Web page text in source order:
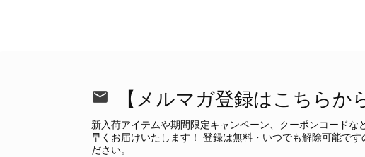
この度も当店をご利用いただき、そして心温ま
今回も商品を無事にお受け取りいただき、状態
て見つけたカラーとデザイン」とのお言葉や、
本当に嬉しく思っております。 さらに、前回ご
【メルマガ登録はこちらか
新入荷アイテムや期間限定キャンペーン、クーポンコードな
早くお届けいたします！ 登録は無料・いつでも解除可能です
ださい。